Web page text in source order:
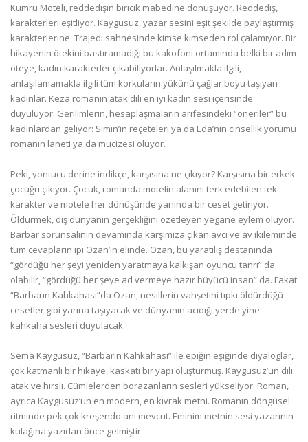
Kumru Moteli, reddedişin biricik mabedine dönüşüyor. Reddediş,
karakterleri eşitliyor. Kaygusuz, yazar sesini eşit şekilde paylaştırmış
karakterlerine. Trajedi sahnesinde kimse kimseden rol çalamıyor. Bir
hikayenin ötekini bastıramadığı bu kakofoni ortamında belki bir adım
öteye, kadın karakterler çıkabiliyorlar. Anlaşılmakla ilgili,
anlaşılamamakla ilgili tüm korkuların yükünü çağlar boyu taşıyan
kadınlar. Keza romanın atak dili en iyi kadın sesi içerisinde
duyuluyor. Gerilimlerin, hesaplaşmaların arifesindeki “öneriler” bu
kadınlardan geliyor: Simin’in reçeteleri ya da Eda’nın cinsellik yorumu
romanın laneti ya da mucizesi oluyor.
Peki, yontucu derine indikçe, karşısına ne çıkıyor? Karşısına bir erkek
çocuğu çıkıyor. Çocuk, romanda motelin alanını terk edebilen tek
karakter ve motele her dönüşünde yanında bir ceset getiriyor.
Öldürmek, dış dünyanın gerçekliğini özetleyen yegane eylem oluyor.
Barbar sorunsalının devamında karşımıza çıkan avcı ve av ikileminde
tüm cevapların ipi Ozan’ın elinde. Ozan, bu yaratılış destanında
“gördüğü her şeyi yeniden yaratmaya kalkışan oyuncu tanrı” da
olabilir, “gördüğü her şeye ad vermeye hazır büyücü insan” da. Fakat
“Barbarın Kahkahası”da Ozan, nesillerin vahşetini tıpkı öldürdüğü
cesetler gibi yarına taşıyacak ve dünyanın acıdığı yerde yine
kahkaha sesleri duyulacak.
Sema Kaygusuz, “Barbarın Kahkahası” ile epiğin eşiğinde diyaloglar,
çok katmanlı bir hikaye, kaskatı bir yapı oluşturmuş. Kaygusuz’un dili
atak ve hırslı. Cümlelerden borazanların sesleri yükseliyor. Roman,
ayrıca Kaygusuz’un en modern, en kıvrak metni. Romanın döngüsel
ritminde pek çok kreşendo anı mevcut. Eminim metnin sesi yazarının
kulağına yazıdan önce gelmiştir.